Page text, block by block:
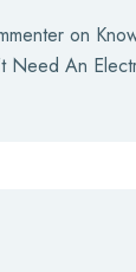
on
Need An